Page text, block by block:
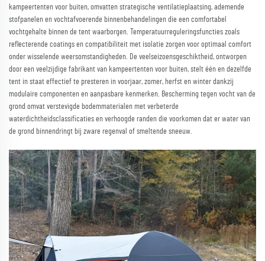
kampeertenten voor buiten, omvatten strategische ventilatieplaatsing, ademende
stofpanelen en vochtafvoerende binnenbehandelingen die een comfortabel
vochtgehalte binnen de tent waarborgen. Temperatuurreguleringsfuncties zoals
reflecterende coatings en compatibiliteit met isolatie zorgen voor optimaal comfort
onder wisselende weersomstandigheden. De veelseizoensgeschiktheid, ontworpen
door een veelzijdige fabrikant van kampeertenten voor buiten, stelt één en dezelfde
tent in staat effectief te presteren in voorjaar, zomer, herfst en winter dankzij
modulaire componenten en aanpasbare kenmerken. Bescherming tegen vocht van de
grond omvat verstevigde bodemmaterialen met verbeterde
waterdichtheidsclassificaties en verhoogde randen die voorkomen dat er water van
de grond binnendringt bij zware regenval of smeltende sneeuw.